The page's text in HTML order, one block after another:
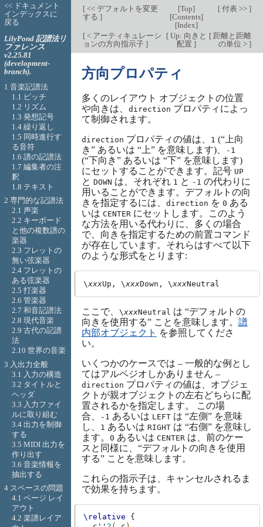
[<< デフォルトを変更
する ]
[Top]
[Contents]
[Index]
[付表 >> ]
[< アーティキュレーシ
ョンの方向指示子 ]
[Up: 向きと
配置 ]
[距離と距離
の単位 > ]
方向プロパティ
多くのレイアウト オブジェクトの位置
や向きは、 direction プロパティによっ
て制御されます。
direction プロパティの値は、 1 (“上向
き” あるいは “上” を意味します)、
-1
(“下向き” あるいは “下” を意味します)
にセットすることができます。記号 UP
と DOWN は、それぞれ 1 と -1 の代わりに
用いることができます。デフォルトの向
きを指定するには、 direction を 0 ある
いは CENTERにセットします。このよう
な方法を用いる代わりに、多くの場合
で、向きを指定するための前置コマンド
が存在しています。それらはすべて以下
のような形式をとります:
\xxxUp, \xxxDown, \xxx
ここで、 \xxxNeutral は “デフォルトの
向きを使用する” ことを意味します。 譜
内部オブジェクト を参照してくださ
い。
いくつかのケースでは – 一般的な例とし
てはアルペジオしかありません –
direction プロパティの値は、オブジェ
クトが親オブジェクトの左右どちらに配
置されるかを指定します。 この場
合、
-1 あるいは LEFTは “左側” を意味
し、
1 あるいは RIGHTは “右側” を意味し
ます。 0 あるいは CENTERは、前のケー
スと同様に、“デフォルトの向きを使用
する” ことを意味します。
これらの指示子は、キャンセルされるま
で効果を持ちます。
\relative
{
<< ドキュメント
インデックスに
戻る
LilyPond 記譜法リ
ファレンス
v2.25.81
(development-
branch).
1 音楽記譜法
1.1 ピッチ
1.2 リズム
1.3 発想記号
1.4 繰り返し
1.5 同時進行す
る音符
1.6 譜の記譜法
1.7 編集者の注
釈
1.8 テキスト
2 専門的な記譜法
2.1 声楽
2.2 キーボード
と他の複数譜の
楽器
2.3 フレットの
無い弦楽器
2.4 フレットの
ある弦楽器
2.5 打楽器
2.6 管楽器
2.7 和音記譜法
2.8 現代音楽
2.9 古代の記譜
法
2.10 世界の音楽
3 入出力全般
3.1 入力の構造
3.2 タイトルと
ヘッダ
3.3 入力ファイ
ルに取り組む
3.4 出力を制御
する
3.5 MIDI 出力を
作り出す
3.6 音楽情報を
抽出する
4 スペースの問題
4.1 ページ レイ
アウト
4.2 楽譜レイア